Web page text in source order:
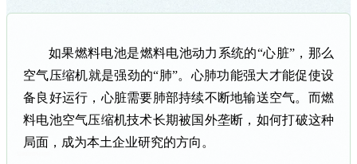
如果燃料电池是燃料电池动力系统的“心脏”，那么
空气压缩机就是强劲的“肺”。心肺功能强大才能促使设
备良好运行，心脏需要肺部持续不断地输送空气。而燃
料电池空气压缩机技术长期被国外垄断，如何打破这种
局面，成为本土企业研究的方向。